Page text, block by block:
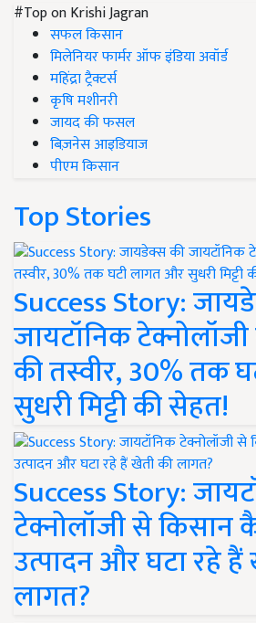
#Top on Krishi Jagran
सफल किसान
मिलेनियर फार्मर ऑफ इंडिया अवॉर्ड
महिंद्रा ट्रैक्टर्स
कृषि मशीनरी
जायद की फसल
बिज़नेस आइडियाज
पीएम किसान
Top Stories
Success Story:
जायटॉनिक
की तस्वीर, 30% तक
सुधरी मिट्टी की सेहत!
Success Story:
टेक्नोलॉजी से किसान
उत्पादन और घटा रहे
लागत?